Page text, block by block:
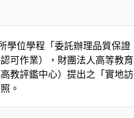
學位學程「委託辦理品質保證
可作業），財團法人高等教育
教評鑑中心）提出之「實地訪
。